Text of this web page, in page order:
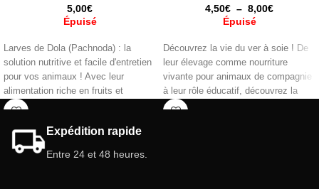
5,00€
Épuisé
Larves de Dola (Pachnoda) : la
solution nutritive et facile d'entretien
pour vos animaux ! Avec leur
alimentation riche en fruits et
légumes, ils constituent une
contiennent pratiquement aucune
graisse idéale pour les fourmis, les
4,50€ – 8,00€
Épuisé
Découvrez la vie du ver à soie ! De
leur élevage comme nourriture
vivante pour animaux de compagnie
à leur rôle éducatif, découvrez la
fascinante métamorphose de ces
Expédition rapide
Entre 24 et 48 heures.